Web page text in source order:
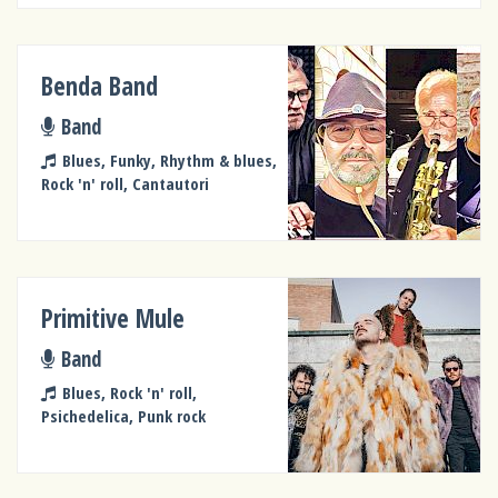
Benda Band
Band
Blues, Funky, Rhythm & blues,
Rock 'n' roll, Cantautori
Primitive Mule
Band
Blues, Rock 'n' roll,
Psichedelica, Punk rock